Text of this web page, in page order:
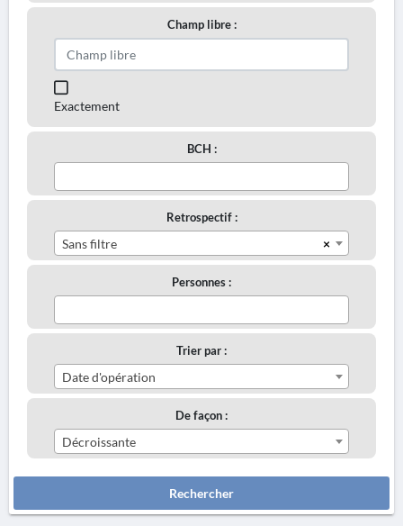
Champ libre :
Exactement
BCH :
Retrospectif :
×
Sans filtre
Personnes :
Trier par :
Date d'opération
De façon :
Décroissante
Rechercher